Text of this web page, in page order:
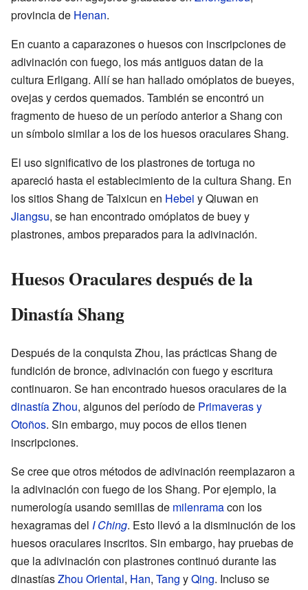
provincia de Henan.
En cuanto a caparazones o huesos con inscripciones de
adivinación con fuego, los más antiguos datan de la
cultura Erligang. Allí se han hallado omóplatos de bueyes,
ovejas y cerdos quemados. También se encontró un
fragmento de hueso de un período anterior a Shang con
un símbolo similar a los de los huesos oraculares Shang.
El uso significativo de los plastrones de tortuga no
apareció hasta el establecimiento de la cultura Shang. En
los sitios Shang de Taixicun en Hebei y Qiuwan en
Jiangsu, se han encontrado omóplatos de buey y
plastrones, ambos preparados para la adivinación.
Huesos Oraculares después de la
Dinastía Shang
Después de la conquista Zhou, las prácticas Shang de
fundición de bronce, adivinación con fuego y escritura
continuaron. Se han encontrado huesos oraculares de la
dinastía Zhou, algunos del período de Primaveras y
Otoños. Sin embargo, muy pocos de ellos tienen
inscripciones.
Se cree que otros métodos de adivinación reemplazaron a
la adivinación con fuego de los Shang. Por ejemplo, la
numerología usando semillas de milenramacon los
hexagramas del I Ching. Esto llevó a la disminución de los
huesos oraculares inscritos. Sin embargo, hay pruebas de
que la adivinación con plastrones continuó durante las
dinastíasZhou Oriental, Han, Tang yQing. Incluso se